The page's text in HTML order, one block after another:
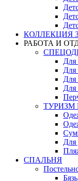
КОЛЛЕКЦИЯ
РАБОТА И
Для
Для
Для
Для
ТУРИЗМ
Для
СПАЛЬНЯ
Бязь